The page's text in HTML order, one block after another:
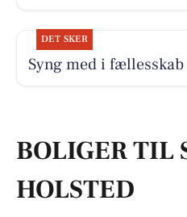
DET SKER
Syng med i
BOLIGER TIL
HOLSTED